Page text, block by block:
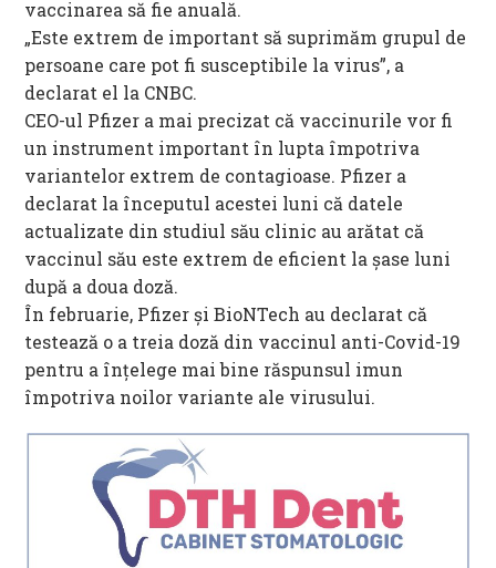
vaccinarea să fie anuală.
„Este extrem de important să suprimăm grupul de
persoane care pot fi susceptibile la virus”, a
declarat el la CNBC.
CEO-ul Pfizer a mai precizat că vaccinurile vor fi
un instrument important în lupta împotriva
variantelor extrem de contagioase. Pfizer a
declarat la începutul acestei luni că datele
actualizate din studiul său clinic au arătat că
vaccinul său este extrem de eficient la şase luni
după a doua doză.
În februarie, Pfizer şi BioNTech au declarat că
testează o a treia doză din vaccinul anti-Covid-19
pentru a înţelege mai bine răspunsul imun
împotriva noilor variante ale virusului.